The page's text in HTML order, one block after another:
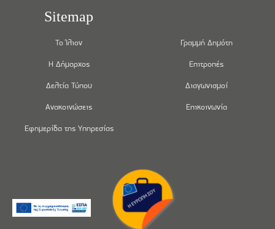
Sitemap
Το Ίλιον
Η Δήμαρχος
Δελτία Τύπου
Ανακοινώσεις
Εφημερίδα της Υπηρεσίας
Γραμμή Δημότη
Επιτροπές
Διαγωνισμοί
Επικοινωνία